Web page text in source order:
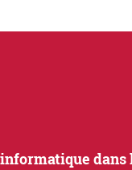
dans